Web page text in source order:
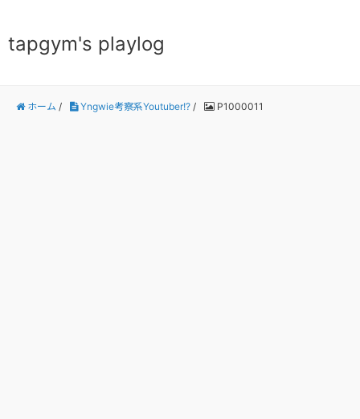
tapgym's playlog
ホーム / Yngwie考察系Youtuber!? / P1000011